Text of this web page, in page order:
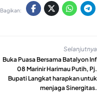
Bagikan:
Selanjutnya
Buka Puasa Bersama Batalyon Inf
08 Marinir Harimau Putih, Pj.
Bupati Langkat harapkan untuk
menjaga Sinergitas.